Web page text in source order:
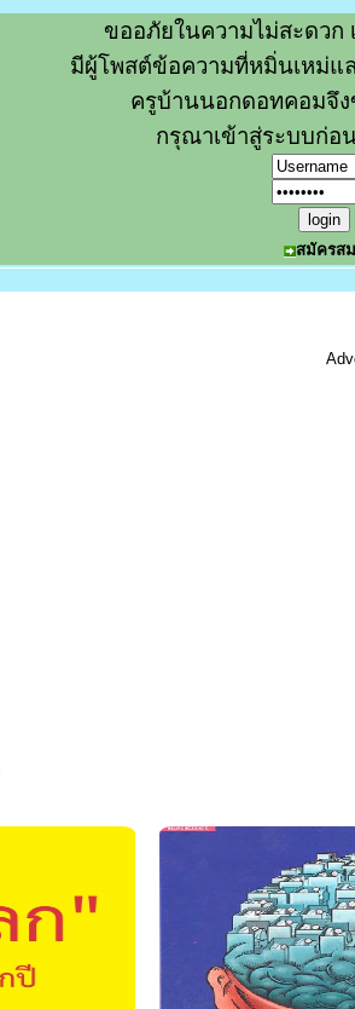
ขออภัยในความไม่สะดวก
มีผู้โพสต์ข้อความที่หมิ่นเหม่แ
ครูบ้านนอกดอทคอมจึ
กรุณาเข้าสู่ระบบก่อ
สมัครส